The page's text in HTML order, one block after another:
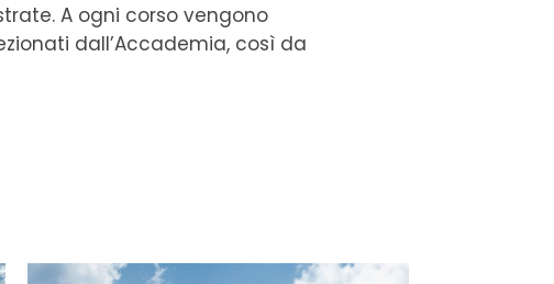
A ogni corso vengono
dall’Accademia, così da